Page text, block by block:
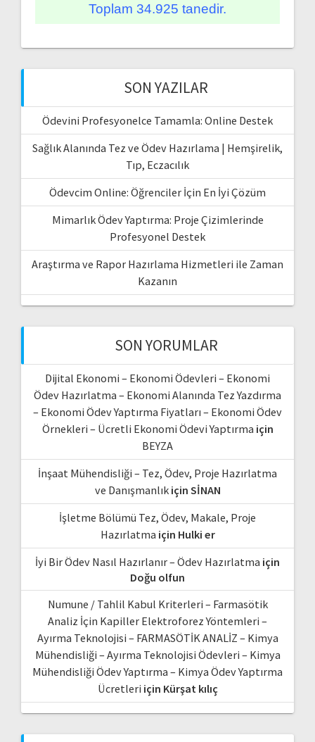
Toplam 34.925 tanedir.
SON YAZILAR
Ödevini Profesyonelce Tamamla: Online Destek
Sağlık Alanında Tez ve Ödev Hazırlama | Hemşirelik,
Tıp, Eczacılık
Ödevcim Online: Öğrenciler İçin En İyi Çözüm
Mimarlık Ödev Yaptırma: Proje Çizimlerinde
Profesyonel Destek
Araştırma ve Rapor Hazırlama Hizmetleri ile Zaman
Kazanın
SON YORUMLAR
Dijital Ekonomi – Ekonomi Ödevleri – Ekonomi
Ödev Hazırlatma – Ekonomi Alanında Tez Yazdırma
– Ekonomi Ödev Yaptırma Fiyatları – Ekonomi Ödev
Örnekleri – Ücretli Ekonomi Ödevi Yaptırma için
BEYZA
İnşaat Mühendisliği – Tez, Ödev, Proje Hazırlatma
ve Danışmanlıkiçin SİNAN
İşletme Bölümü Tez, Ödev, Makale, Proje
Hazırlatma için Hulki er
İyi Bir Ödev Nasıl Hazırlanır – Ödev Hazırlatma için
Doğu olfun
Numune / Tahlil Kabul Kriterleri – Farmasötik
Analiz İçin Kapiller Elektroforez Yöntemleri –
Ayırma Teknolojisi – FARMASÖTİK ANALİZ – Kimya
Mühendisliği – Ayırma Teknolojisi Ödevleri – Kimya
Mühendisliği Ödev Yaptırma – Kimya Ödev Yaptırma
Ücretleri için Kürşat kılıç